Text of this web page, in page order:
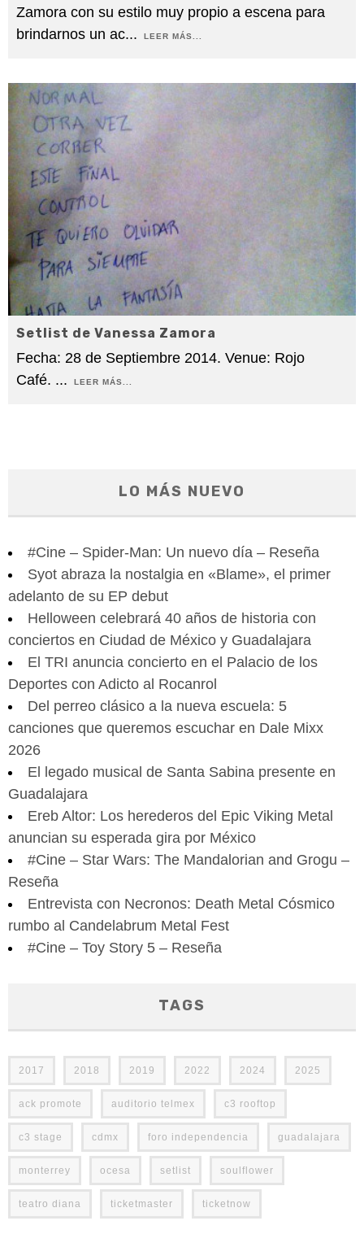
Zamora con su estilo muy propio a escena para
brindarnos un ac... LEER MÁS...
Setlist de Vanessa Zamora
Fecha: 28 de Septiembre 2014. Venue: Rojo
Café. ... LEER MÁS...
LO MÁS NUEVO
#Cine – Spider-Man: Un nuevo día – Reseña
Syot abraza la nostalgia en «Blame», el primer
adelanto de su EP debut
Helloween celebrará 40 años de historia con
conciertos en Ciudad de México y Guadalajara
El TRI anuncia concierto en el Palacio de los
Deportes con Adicto al Rocanrol
Del perreo clásico a la nueva escuela: 5
canciones que queremos escuchar en Dale Mixx
2026
El legado musical de Santa Sabina presente en
Guadalajara
Ereb Altor: Los herederos del Epic Viking Metal
anuncian su esperada gira por México
#Cine – Star Wars: The Mandalorian and Grogu –
Reseña
Entrevista con Necronos: Death Metal Cósmico
rumbo al Candelabrum Metal Fest
#Cine – Toy Story 5 – Reseña
TAGS
2017 2018 2019 2022 2024 2025
ack promote auditorio telmex c3 rooftop
c3 stage cdmx foro independencia guadalajara
monterrey ocesa setlist soulflower
teatro diana ticketmaster ticketnow